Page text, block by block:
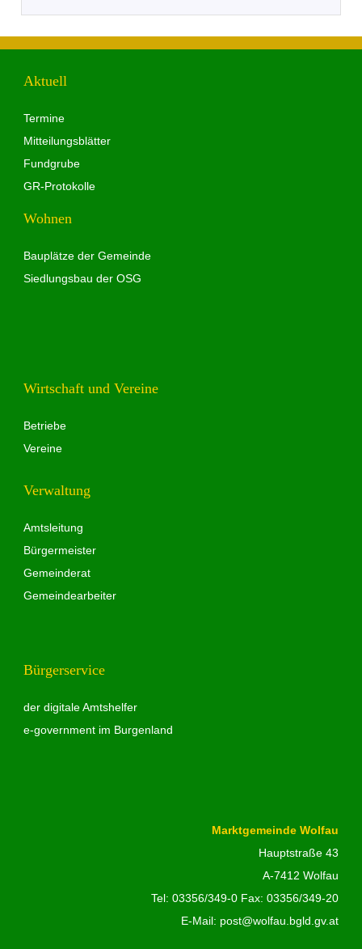
Aktuell
Termine
Mitteilungsblätter
Fundgrube
GR-Protokolle
Wohnen
Bauplätze der Gemeinde
Siedlungsbau der OSG
Wirtschaft und Vereine
Betriebe
Vereine
Verwaltung
Amtsleitung
Bürgermeister
Gemeinderat
Gemeindearbeiter
Bürgerservice
der digitale Amtshelfer
e-government im Burgenland
Marktgemeinde Wolfau
Hauptstraße 43
A-7412 Wolfau
Tel:03356/349-0 Fax: 03356/349-20
E-Mail: post@wolfau.bgld.gv.at